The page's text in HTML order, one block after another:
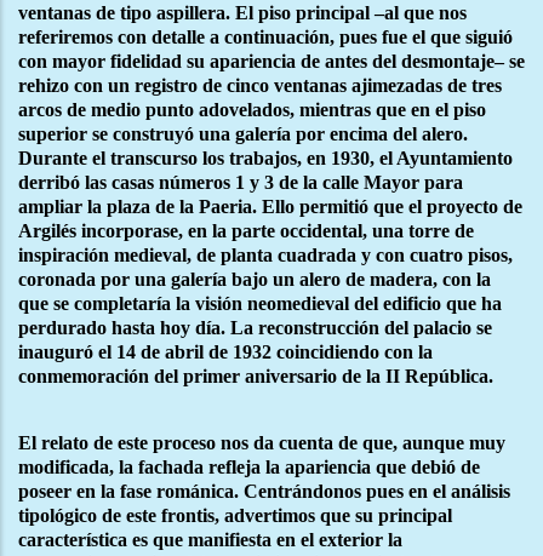
ventanas de tipo aspillera. El piso principal –al que nos
referiremos con detalle a continuación, pues fue el que siguió
con mayor fidelidad su apariencia de antes del desmontaje– se
rehizo con un registro de cinco ventanas ajimezadas de tres
arcos de medio punto adovelados, mientras que en el piso
superior se construyó una galería por encima del alero.
Durante el transcurso los trabajos, en 1930, el Ayuntamiento
derribó las casas números 1 y 3 de la calle Mayor para
ampliar la plaza de la Paeria. Ello permitió que el proyecto de
Argilés incorporase, en la parte occidental, una torre de
inspiración medieval, de planta cuadrada y con cuatro pisos,
coronada por una galería bajo un alero de madera, con la
que se completaría la visión neomedieval del edificio que ha
perdurado hasta hoy día. La reconstrucción del palacio se
inauguró el 14 de abril de 1932 coincidiendo con la
conmemoración del primer aniversario de la II República.
El relato de este proceso nos da cuenta de que, aunque muy
modificada, la fachada refleja la apariencia que debió de
poseer en la fase románica. Centrándonos pues en el análisis
tipológico de este frontis, advertimos que su principal
característica es que manifiesta en el exterior la